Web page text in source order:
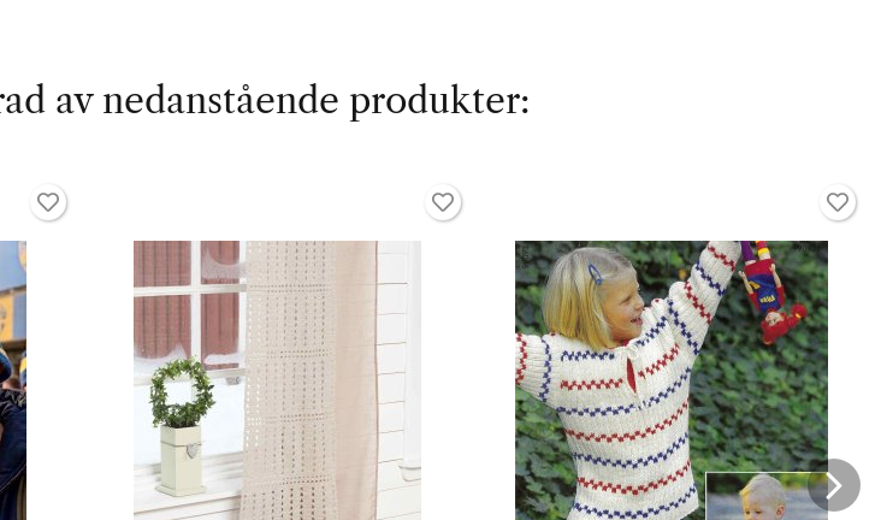
av nedanstående produkter: